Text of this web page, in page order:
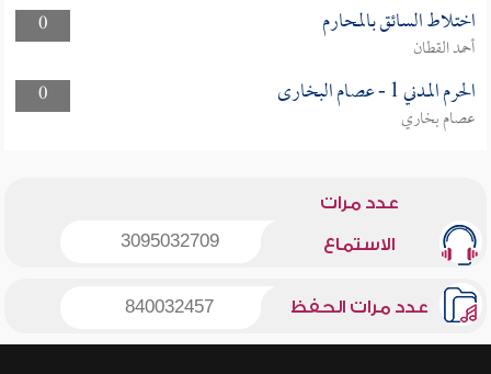
0
اختلاط السائق بالمحارم
أحمد القطان
0
الحرم المدني 1 - عصام البخارى
عصام بخاري
عدد مرات
الاستماع 3095032709
عدد مرات الحفظ 840032457